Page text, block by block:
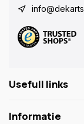
Usefull links
Informatie